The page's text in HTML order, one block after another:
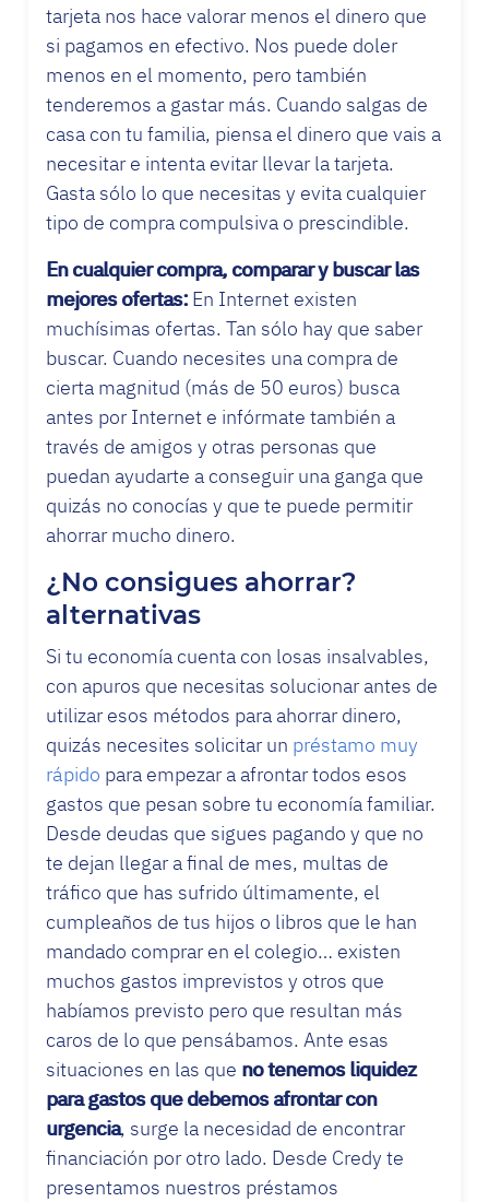
tarjeta nos hace valorar menos el dinero que
si pagamos en efectivo. Nos puede doler
menos en el momento, pero también
tenderemos a gastar más. Cuando salgas de
casa con tu familia, piensa el dinero que vais a
necesitar e intenta evitar llevar la tarjeta.
Gasta sólo lo que necesitas y evita cualquier
tipo de compra compulsiva o prescindible.
En cualquier compra, comparar y buscar las
mejores ofertas:En Internet existen
muchísimas ofertas. Tan sólo hay que saber
buscar. Cuando necesites una compra de
cierta magnitud (más de 50 euros) busca
antes por Internet e infórmate también a
través de amigos y otras personas que
puedan ayudarte a conseguir una ganga que
quizás no conocías y que te puede permitir
ahorrar mucho dinero.
¿No consigues ahorrar?
alternativas
Si tu economía cuenta con losas insalvables,
con apuros que necesitas solucionar antes de
utilizar esos métodos para ahorrar dinero,
quizás necesites solicitar un préstamo muy
rápido para empezar a afrontar todos esos
gastos que pesan sobre tu economía familiar.
Desde deudas que sigues pagando y que no
te dejan llegar a final de mes, multas de
tráfico que has sufrido últimamente, el
cumpleaños de tus hijos o libros que le han
mandado comprar en el colegio… existen
muchos gastos imprevistos y otros que
habíamos previsto pero que resultan más
caros de lo que pensábamos. Ante esas
situaciones en las que no tenemos liquidez
para gastos que debemos afrontar con
urgencia, surge la necesidad de encontrar
financiación por otro lado. Desde Credy te
presentamos nuestros préstamos